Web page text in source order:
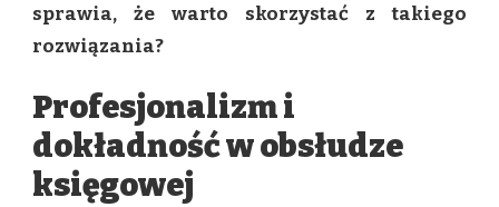
sprawia, że warto skorzystać z takiego
rozwiązania?
Profesjonalizm i
dokładność w obsłudze
księgowej